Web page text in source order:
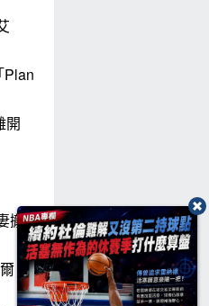
Plan
開
撤
：